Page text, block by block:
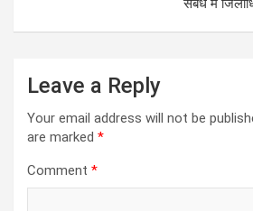
संबंध में
Leave a Reply
Your email address will not be
are marked *
Comment *